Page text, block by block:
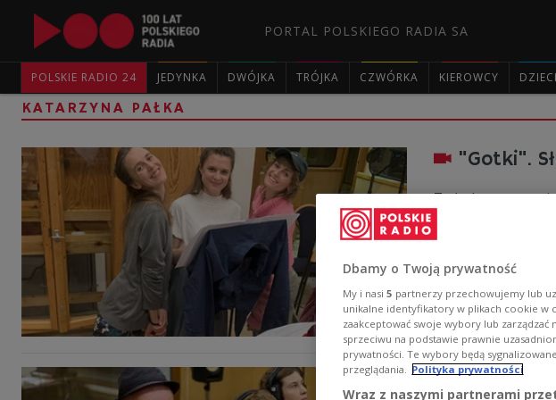
PORTAL POLSKIEGO RADIA SA
POLSKIE RADIO 24 JEDYNKA DWÓJKA TRÓJKA CZWÓRKA KIEROWCY DZIECI
KATARZYNA PAŁKA
"Gotki".
To bolesna
córek z matką, o
szalona, odcięta
spotkania sióstr
Zobacz więcej na
Beata Jankowska
"Mała
Dbamy o Twoją prywatność
My i nasi 5 partnerzy przechowujemy lub
unikalne identyfikatory w plikach cookie w
zaakceptować swoje wybory lub
sprzeciwu na podstawie prawnie
prywatności. Te wybory będą
przeglądania.
Polityka prywatności
Wraz z naszymi partnerami